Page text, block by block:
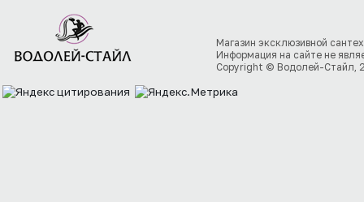
Магазин эксклюзивной
Информация на сайте не
Copyright © Водолей-Стайл,